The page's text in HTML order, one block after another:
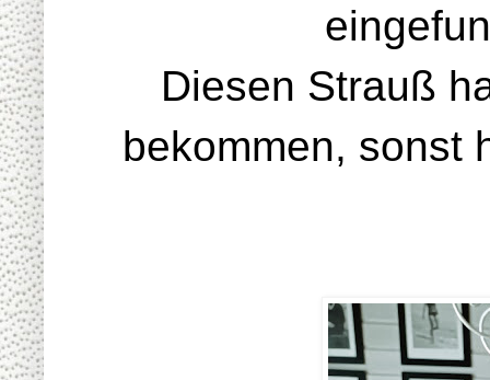
Diesen Strauß
bekommen, sonst